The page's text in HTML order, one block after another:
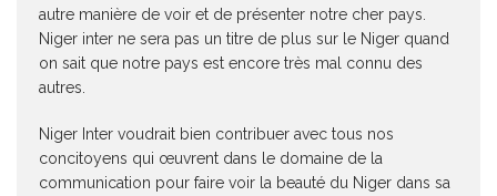
autre manière de voir et de présenter notre cher pays.
Niger inter ne sera pas un titre de plus sur le Niger quand
on sait que notre pays est encore très mal connu des
autres.
Niger Inter voudrait bien contribuer avec tous nos
concitoyens qui œuvrent dans le domaine de la
communication pour faire voir la beauté du Niger dans sa